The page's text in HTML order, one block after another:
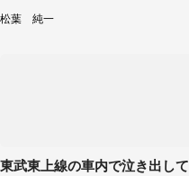
松葉 純一
東武東上線の車内で泣き出して